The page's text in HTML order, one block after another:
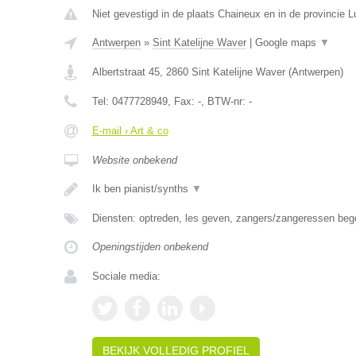
Niet gevestigd in de plaats Chaineux en in de provincie
Antwerpen» Sint Katelijne Waver| Google maps ▼
Albertstraat 45, 2860 Sint Katelijne Waver(Antwerpen)
Tel: 0477728949, Fax: -, BTW-nr: -
E-mail › Art & co
Website onbekend
Ik ben pianist/synths ▼
Diensten: optreden, les geven, zangers/zangeressen
Openingstijden onbekend
Sociale media:
BEKIJK VOLLEDIG PROFIEL